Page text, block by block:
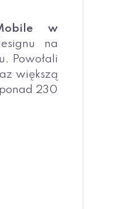
w
na
Powołali
większą
230